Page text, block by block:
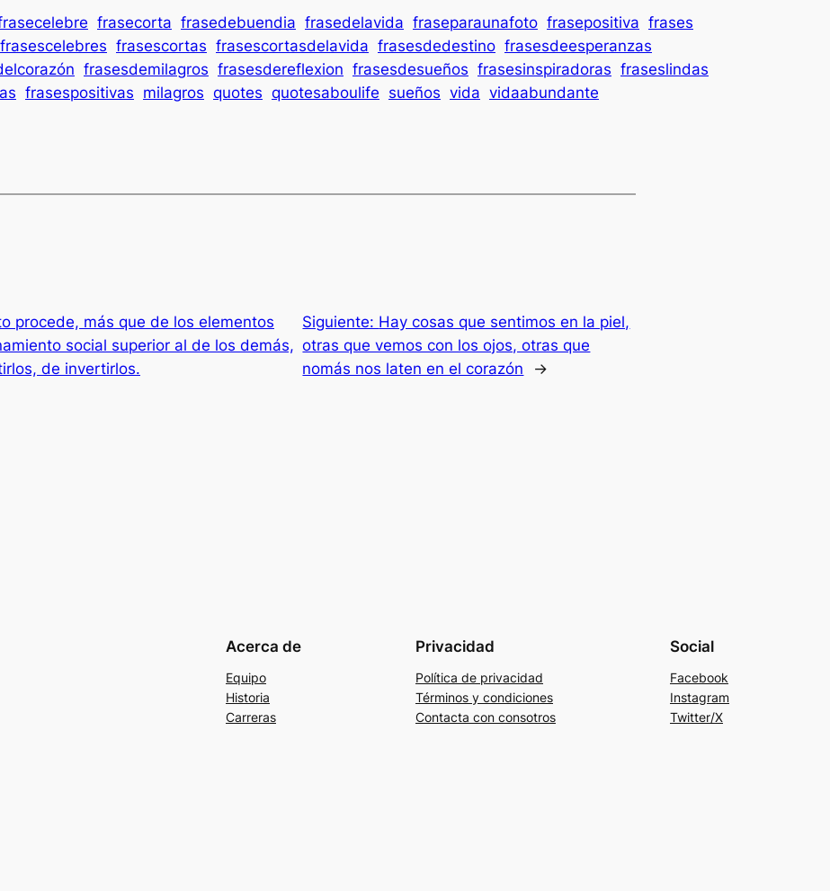
frasecorta frasedebuendia frasedelavida fraseparaunafoto frasepositiva frases
frasescelebres frasescortas frasescortasdelavida frasesdedestino frasesdeesperanzas
frasesdemilagros frasesdereflexion frasesdesueños frasesinspiradoras fraseslindas
frasespositivas milagros quotes quotesaboulife sueños vida vidaabundante
procede, más que de los elementos
social superior al de los demás,
de invertirlos.
Siguiente: Hay cosas que sentimos en la piel,
otras que vemos con los ojos, otras que
nomás nos laten en el corazón
→
Acerca de
Equipo
Historia
Carreras
Privacidad
Política de privacidad
Términos y condiciones
Contacta con consotros
Social
Facebook
Instagram
Twitter/X